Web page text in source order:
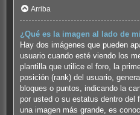
Arriba
¿Qué es la imagen al lado de
Hay dos imágenes que pueden
usuario cuando esté viendo los
plantilla que utilice el foro, la
posición (rank) del usuario,
bloques o puntos, indicando la
por usted o su estatus dentro del
una imagen más grande, es